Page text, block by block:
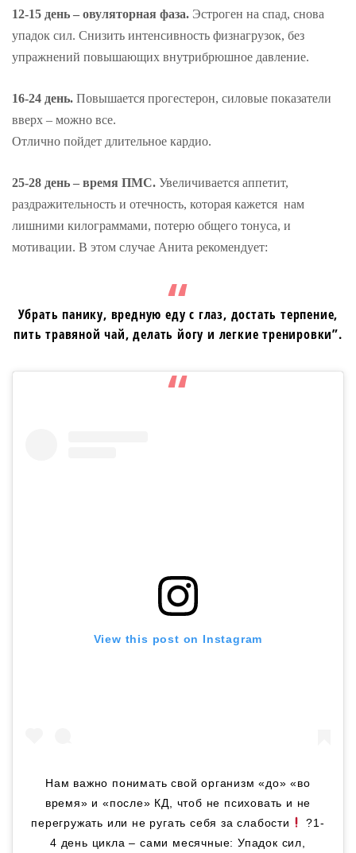
12-15 день – овуляторная фаза. Эстроген на спад, снова
упадок сил. Снизить интенсивность физнагрузок, без
упражнений повышающих внутрибрюшное давление.
16-24 день. Повышается прогестерон, силовые показатели
вверх – можно все.
Отлично пойдет длительное кардио.
25-28 день – время ПМС. Увеличивается аппетит,
раздражительность и отечность, которая кажется нам
лишними килограммами, потерю общего тонуса, и
мотивации. В этом случае Анита рекомендует:
Убрать панику, вредную еду с глаз, достать терпение,
пить травяной чай, делать йогу и легкие тренировки”.
View this post on Instagram
Нам важно понимать свой организм «до» «во
время» и «после» КД, чтоб не психовать и не
перегружать или не ругать себя за слабости
?1-
4 день цикла – сами месячные: Упадок сил,